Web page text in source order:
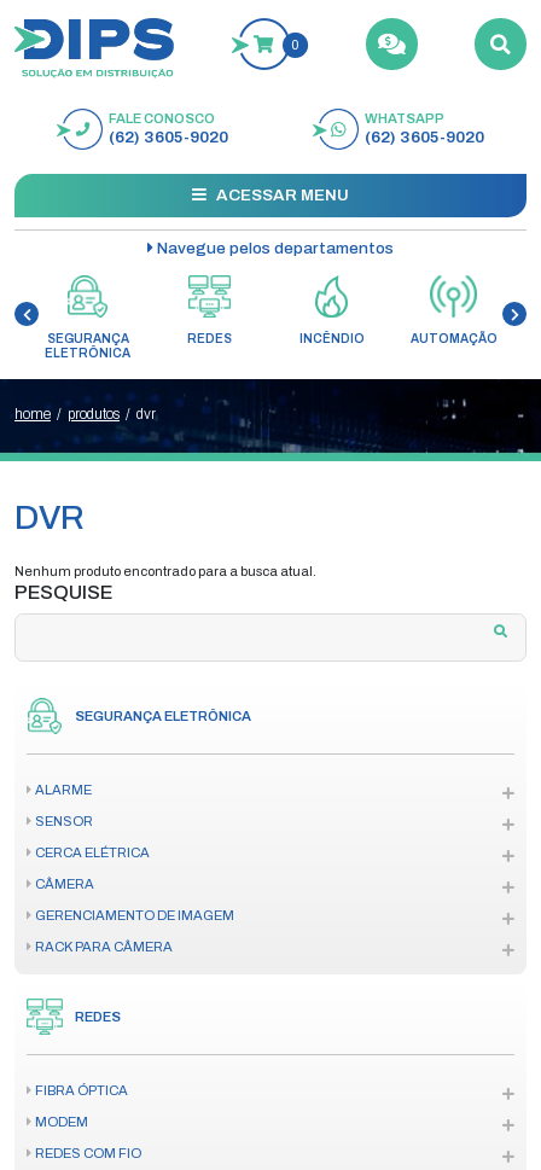
0
BUSCAR
FALE CONOSCO
(62) 3605-9020
WHATSAPP
(62) 3605-9020
ACESSAR MENU
Navegue pelos departamentos
SEGURANÇA
ELETRÔNICA
REDES INCÊNDIO AUTOMAÇÃO
home / produtos / dvr
PESQUISE
SEGURANÇA ELETRÔNICA
ALARME
SENSOR
CERCA ELÉTRICA
CÂMERA
GERENCIAMENTO DE IMAGEM
RACK PARA CÂMERA
REDES
FIBRA ÓPTICA
MODEM
REDES COM FIO
DVR
Nenhum produto encontrado para a busca atual.